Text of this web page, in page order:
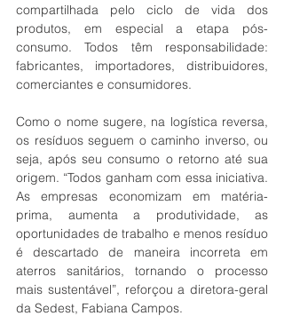
compartilhada pelo ciclo de vida dos
produtos, em especial a etapa pós-
consumo. Todos têm responsabilidade:
fabricantes, importadores, distribuidores,
comerciantes e consumidores.
Como o nome sugere, na logística reversa,
os resíduos seguem o caminho inverso, ou
seja, após seu consumo o retorno até sua
origem. “Todos ganham com essa iniciativa.
As empresas economizam em matéria-
prima, aumenta a produtividade, as
oportunidades de trabalho e menos resíduo
é descartado de maneira incorreta em
aterros sanitários, tornando o processo
mais sustentável”, reforçou a diretora-geral
da Sedest, Fabiana Campos.